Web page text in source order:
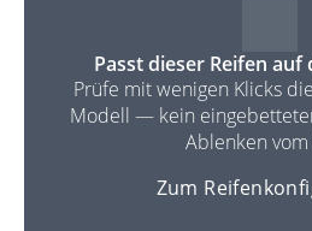
Passt dieser Reifen auf
Prüfe mit wenigen Klicks
Modell — kein
Ablenken vom
Zum